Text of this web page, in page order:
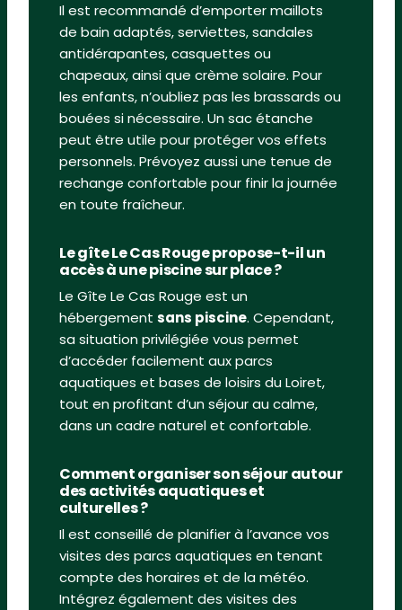
Il est recommandé d’emporter maillots
de bain adaptés, serviettes, sandales
antidérapantes, casquettes ou
chapeaux, ainsi que crème solaire. Pour
les enfants, n’oubliez pas les brassards ou
bouées si nécessaire. Un sac étanche
peut être utile pour protéger vos effets
personnels. Prévoyez aussi une tenue de
rechange confortable pour finir la journée
en toute fraîcheur.
Le gîte Le Cas Rouge propose-t-il un
accès à une piscine sur place ?
Le Gîte Le Cas Rouge est un
hébergement sans piscine. Cependant,
sa situation privilégiée vous permet
d’accéder facilement aux parcs
aquatiques et bases de loisirs du Loiret,
tout en profitant d’un séjour au calme,
dans un cadre naturel et confortable.
Comment organiser son séjour autour
des activités aquatiques et
culturelles ?
Il est conseillé de planifier à l’avance vos
visites des parcs aquatiques en tenant
compte des horaires et de la météo.
Intégrez également des visites des